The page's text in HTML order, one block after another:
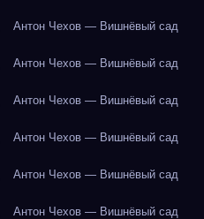
Антон Чехов — Вишнёвый сад
Антон Чехов — Вишнёвый сад
Антон Чехов — Вишнёвый сад
Антон Чехов — Вишнёвый сад
Антон Чехов — Вишнёвый сад
Антон Чехов — Вишнёвый сад